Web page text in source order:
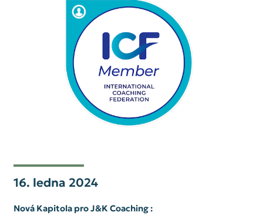
16. ledna 2024
Nová Kapitola pro J&K Coaching :